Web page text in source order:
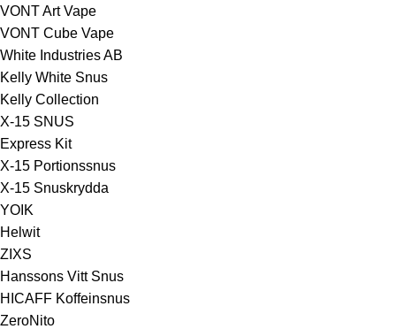
VONT Art Vape
VONT Cube Vape
White Industries AB
Kelly White Snus
Kelly Collection
X-15 SNUS
Express Kit
X-15 Portionssnus
X-15 Snuskrydda
YOIK
Helwit
ZIXS
Hanssons Vitt Snus
HICAFF Koffeinsnus
ZeroNito